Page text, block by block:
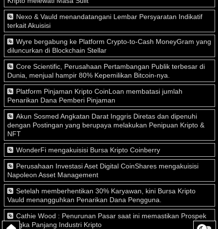
Nexo & Vauld menandatangani Lembar Persyaratan Indikatif
terkait Akuisisi
Wyre bergabung ke Platform Crypto-to-Cash MoneyGram yang
diluncurkan di Blockchain Stellar
Core Scientific, Perusahaan Pertambangan Publik terbesar di
Dunia, menjual hampir 80% Kepemilikan Bitcoin-nya.
Platform Pinjaman Kripto CoinLoan membatasi jumlah
Penarikan Dana Pemberi Pinjaman
Akun Sosmed Angkatan Darat Inggris Diretas dan dipenuhi
dengan Postingan yang berupaya melakukan Penipuan Kripto &
NFT
WonderFi mengakuisisi Bursa Kripto Coinberry
Perusahaan Investasi Aset Digital CoinShares mengakuisisi
Napoleon Asset Management
Setelah memberhentikan 30% Karyawan, kini Bursa Kripto
Vauld menangguhkan Penarikan Dana Pengguna.
Cathie Wood : Penurunan Pasar saat ini memastikan Prospek
Jangka Panjang Industri Kripto